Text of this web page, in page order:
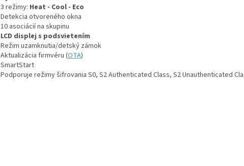
3 režimy: Heat - Cool - Eco
Detekcia otvoreného okna
10 asociácií na skupinu
LCD displej s podsvietením
Režim uzamknutia/detský zámok
Aktualizácia firmvéru (OTA)
SmartStart
Podporuje režimy šifrovania S0, S2 Authenticated Class, S2 Unauthenticated